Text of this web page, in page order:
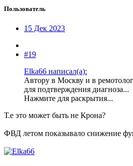
Пользователь
15 Дек 2023
#19
Elka66 написал(а):
Автору в Москву и в
для подтверждения диагноза...
Нажмите для раскрытия...
Т.е это может быть не Крона?
ФВД летом показывало снижение